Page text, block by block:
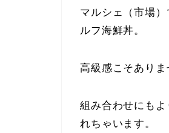
マルシェ（市場
ルフ海鮮丼。
高級感こそあり
組み合わせにも
れちゃいます。